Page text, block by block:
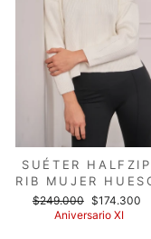
SUÉTER HALFZIP
RIB MUJER
Precio
habitual
$249.000
Precio
de
$174.300
Aniversario XI